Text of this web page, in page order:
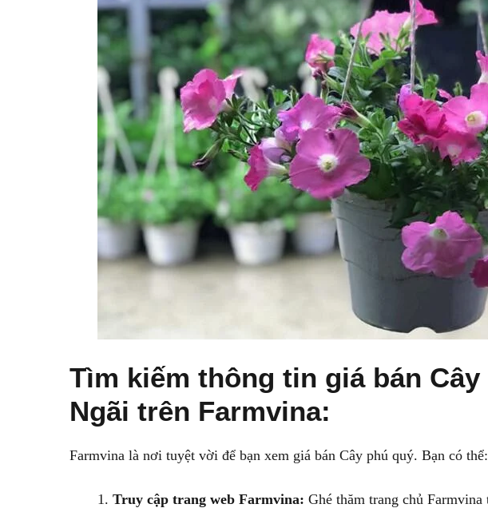
Tìm kiếm thông tin giá bán
Ngãi trên Farmvina:
Farmvina là nơi tuyệt vời để bạn xem giá bán Cây phú quý. Bạn có thể:
Truy cập trang web Farmvina: Ghé thăm trang chủ